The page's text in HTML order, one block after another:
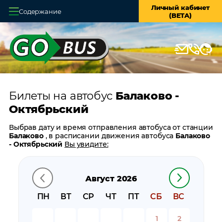
Содержание
Личный кабинет
(BETA)
Главная
О системе
Оплата и доставка
Возврат билетов
Заказ автобуса
Контакты
Билеты на автобус Балаково -
Октябрьский
Август 2026
ПН
ВТ СР ЧТ ПТ СБ ВС
1 2
Выбрав дату и время отправления автобуса от станции
Балаково , в расписании движения автобуса Балаково
- Октябрьский Вы увидите:
время прибытия
время в пути
цену билета